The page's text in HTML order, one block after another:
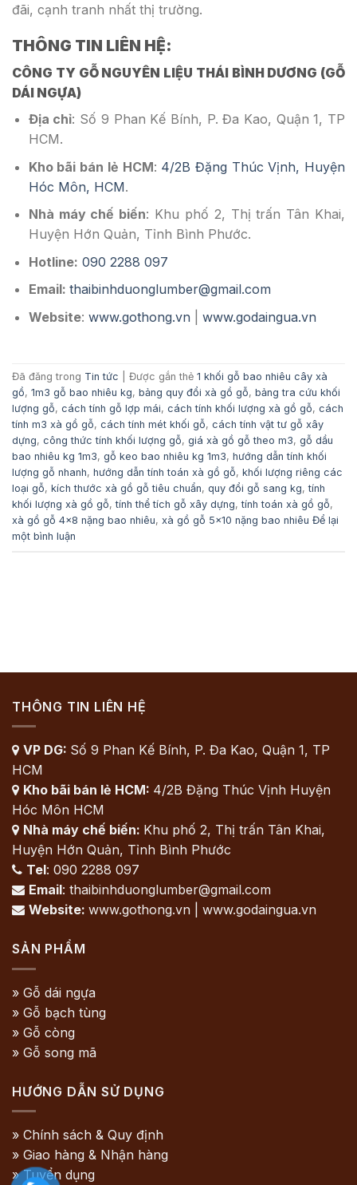
đãi, cạnh tranh nhất thị trường.
THÔNG TIN LIÊN HỆ:
CÔNG TY GỖ NGUYÊN LIỆU THÁI BÌNH DƯƠNG (GỖ
DÁI NGỰA)
Địa chỉ: Số 9 Phan Kế Bính, P. Đa Kao, Quận 1, TP
HCM.
Kho bãi bán lẻ HCM: 4/2B Đặng Thúc Vịnh, Huyện
Hóc Môn, HCM.
Nhà máy chế biến: Khu phố 2, Thị trấn Tân Khai,
Huyện Hớn Quản, Tỉnh Bình Phước.
Hotline: 090 2288 097
Email: thaibinhduonglumber@gmail.com
Website: www.gothong.vn www.godaingua.vn
Đã đăng trong Tin tức Được gắn thẻ 1 khối gỗ bao nhiêu cây xà
gồ, 1m3 gỗ bao nhiêu kg, bảng quy đổi xà gồ gỗ, bảng tra cứu khối
lượng gỗ, cách tính gỗ lợp mái, cách tính khối lượng xà gồ gỗ, cách
tính m3 xà gồ gỗ, cách tính mét khối gỗ, cách tính vật tư gỗ xây
dựng, công thức tính khối lượng gỗ, giá xà gồ gỗ theo m3, gỗ dầu
bao nhiêu kg 1m3, gỗ keo bao nhiêu kg 1m3, hướng dẫn tính khối
lượng gỗ nhanh, hướng dẫn tính toán xà gồ gỗ, khối lượng riêng các
loại gỗ, kích thước xà gồ gỗ tiêu chuẩn, quy đổi gỗ sang kg,tính
khối lượng xà gồ gỗ,tính thể tích gỗ xây dựng,tính toán xà gồ gỗ,
xà gồ gỗ 4x8 nặng bao nhiêu, xà gồ gỗ 5x10 nặng bao nhiêu Để lại
một bình luận
THÔNG TIN LIÊN HỆ
 VP DG: Số 9 Phan Kế Bính, P. Đa Kao, Quận 1, TP
HCM
 Kho bãi bán lẻ HCM: 4/2B Đặng Thúc Vịnh Huyện
Hóc Môn HCM
 Nhà máy chế biến: Khu phố 2, Thị trấn Tân Khai,
Huyện Hớn Quản, Tỉnh Bình Phước
 Tel: 090 2288 097
 Email: thaibinhduonglumber@gmail.com
 Website: www.gothong.vn | www.godaingua.vn
SẢN PHẨM
» Gỗ dái ngựa
» Gỗ bạch tùng
» Gỗ còng
» Gỗ song mã
HƯỚNG DẪN SỬ DỤNG
» Chính sách & Quy định
» Giao hàng & Nhận hàng
» Tuyển dụng